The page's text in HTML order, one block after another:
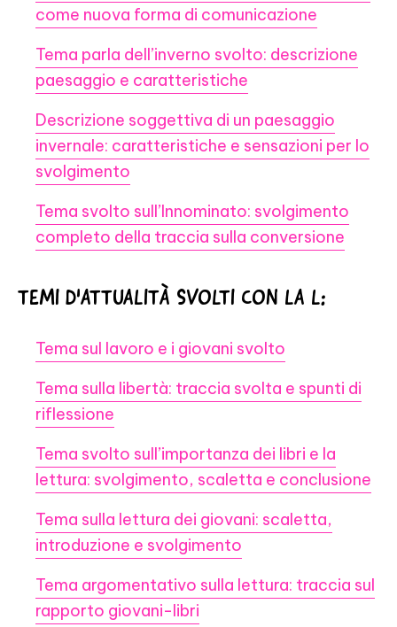
come nuova forma di comunicazione
Tema parla dell’inverno svolto: descrizione
paesaggio e caratteristiche
Descrizione soggettiva di un paesaggio
invernale: caratteristiche e sensazioni per lo
svolgimento
Tema svolto sull’Innominato: svolgimento
completo della traccia sulla conversione
TEMI D'ATTUALITÀ SVOLTI CON LA L:
Tema sul lavoro e i giovani svolto
Tema sulla libertà: traccia svolta e spunti di
riflessione
Tema svolto sull’importanza dei libri e la
lettura: svolgimento, scaletta e conclusione
Tema sulla lettura dei giovani: scaletta,
introduzione e svolgimento
Tema argomentativo sulla lettura: traccia sul
rapporto giovani-libri